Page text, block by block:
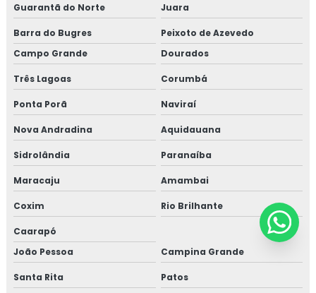
Guarantã do Norte Juara
Barra do Bugres
Peixoto de Azevedo
Campo Grande
Dourados
Três Lagoas Corumbá
Ponta Porã Naviraí
Nova Andradina Aquidauana
Sidrolândia Paranaíba
Maracaju Amambai
Coxim Rio Brilhante
Caarapó
João Pessoa
Campina Grande
Santa Rita Patos